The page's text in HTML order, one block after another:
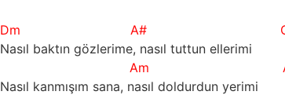
Dm A#
Nasıl baktın gözlerime, nasıl tuttun ellerimi
Am
Nasıl kanmışım sana, nasıl doldurdun yerimi